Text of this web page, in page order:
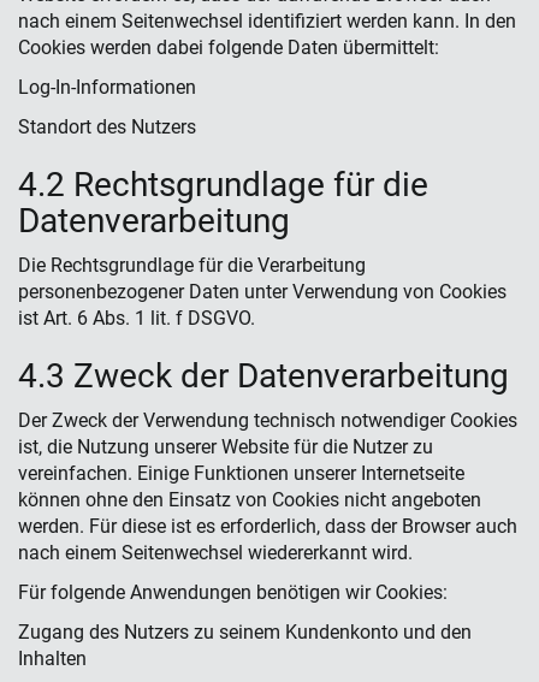
nach einem Seitenwechsel identifiziert werden kann. In den
Cookies werden dabei folgende Daten übermittelt:
Log-In-Informationen
Standort des Nutzers
4.2 Rechtsgrundlage für die
Datenverarbeitung
Die Rechtsgrundlage für die Verarbeitung
personenbezogener Daten unter Verwendung von Cookies
ist Art. 6 Abs. 1 lit. f DSGVO.
4.3 Zweck der Datenverarbeitung
Der Zweck der Verwendung technisch notwendiger Cookies
ist, die Nutzung unserer Website für die Nutzer zu
vereinfachen. Einige Funktionen unserer Internetseite
können ohne den Einsatz von Cookies nicht angeboten
werden. Für diese ist es erforderlich, dass der Browser auch
nach einem Seitenwechsel wiedererkannt wird.
Für folgende Anwendungen benötigen wir Cookies:
Zugang des Nutzers zu seinem Kundenkonto und den
Inhalten